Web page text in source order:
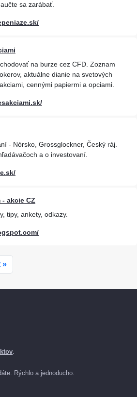
sa zarábať.
na burze cez CFD. Zoznam
aktuálne dianie na svetových
cennými papiermi a opciami.
- Nórsko, Grossglockner, Český ráj.
a o investovaní.
akcie CZ
tipy, ankety, odkazy.
»
.
Rýchlo a jednoducho.